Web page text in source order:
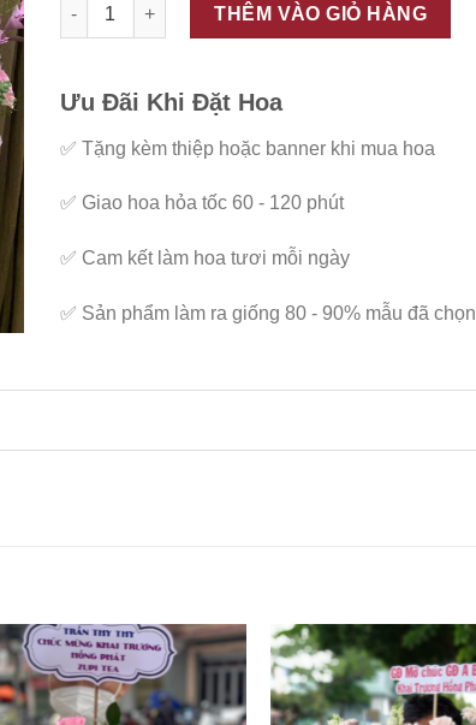
THÊM VÀO GIỎ HÀNG
Ưu Đãi Khi Đặt Hoa
✅ Tặng kèm thiệp hoặc banner khi mua hoa
✅ Giao hoa hỏa tốc 60 - 120 phút
✅ Cam kết làm hoa tươi mỗi ngày
✅ Sản phẩm làm ra giống 80 - 90% mẫu đã chọn